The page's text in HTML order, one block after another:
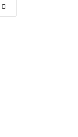
Glossaire